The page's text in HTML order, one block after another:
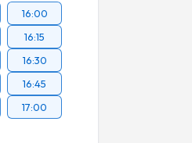
16:00
16:15
16:30
16:45
17:00